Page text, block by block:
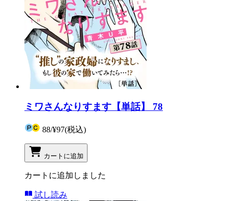
ミワさんなりすます【単話】 78
88/¥97(税込)
カートに追加
カートに追加しました
試し読み